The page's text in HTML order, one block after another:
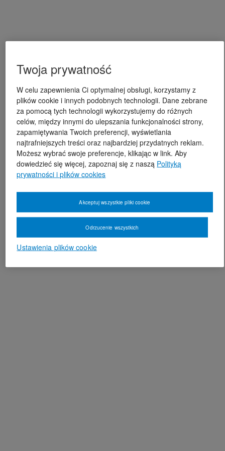
Twoja prywatność
W celu zapewnienia Ci optymalnej obsługi, korzystamy z
plików cookie i innych podobnych technologii. Dane zebrane
za pomocą tych technologii wykorzystujemy do różnych
celów, między innymi do ulepszania funkcjonalności strony,
zapamiętywania Twoich preferencji, wyświetlania
najtrafniejszych treści oraz najbardziej przydatnych reklam.
Możesz wybrać swoje preferencje, klikając w link. Aby
dowiedzieć się więcej, zapoznaj się z naszą Polityką
prywatności i plików cookies
Ustawienia plików cookie
Odrzucenie wszystkich
Akceptuj wszystkie pliki cookie